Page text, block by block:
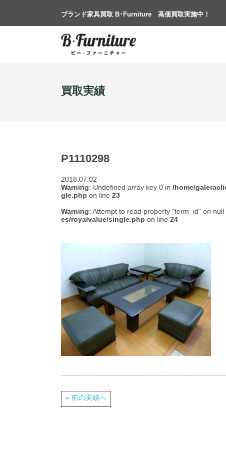
ブランド家具買取 B･Furniture 高価買取実施中！
買取実績
P1110298
2018.07.02
Warning: Undefined array key 0 in /home/
gle.php on line 23
Warning: Attempt to read property "term_id" on null
es/royalvalue/single.php on line 24
« 前の実績へ